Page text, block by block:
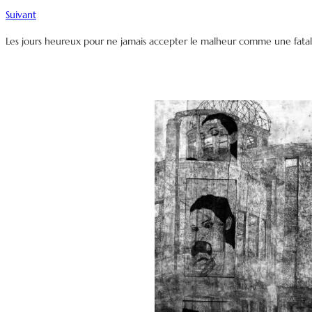
Suivant
Les jours heureux pour ne jamais accepter le malheur comme une